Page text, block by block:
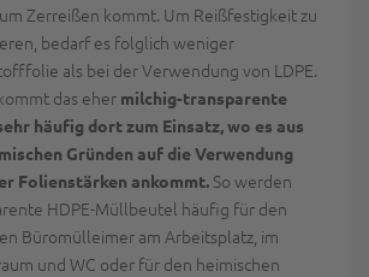
Zerreißen kommt. Um Reißfestigkeit zu
bedarf es folglich weniger
als bei der Verwendung von LDPE.
das eher milchig-transparente
häufig dort zum Einsatz, wo es aus
Gründen auf die Verwendung
Folienstärken ankommt. So werden
HDPE-Müllbeutel häufig für den
Büromülleimer am Arbeitsplatz, im
und WC oder für den heimischen